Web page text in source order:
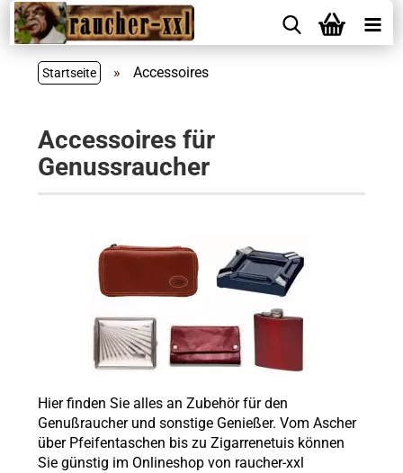
Startseite » Accessoires
Accessoires für
Genussraucher
Hier finden Sie alles an Zubehör für den
Genußraucher und sonstige Genießer. Vom Ascher
über Pfeifentaschen bis zu Zigarrenetuis können
Sie günstig im Onlineshop von raucher-xxl